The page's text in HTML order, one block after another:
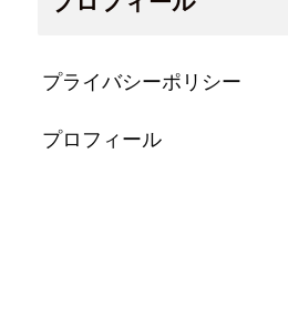
プライバシーポリシー
プロフィール